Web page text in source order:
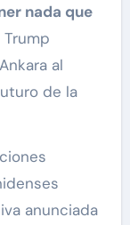
nada que
Trump
al
de la
anunciada